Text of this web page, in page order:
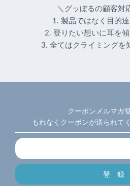
＼グッぼるの顧客対
1. 製品ではなく目的
2. 登りたい想いに耳を
3. 全てはクライミングを
クーポンメルマガ
もれなくクーポンが送られて